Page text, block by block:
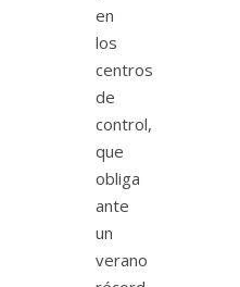
en
los
centros
de
control,
que
obliga
ante
un
verano